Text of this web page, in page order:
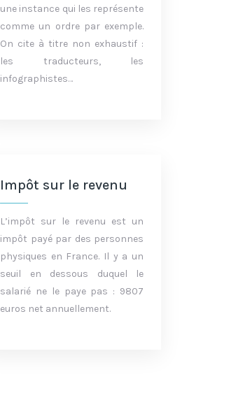
une instance qui les représente
comme un ordre par exemple.
On cite à titre non exhaustif :
les traducteurs, les
infographistes…
Impôt sur le revenu
L’impôt sur le revenu est un
impôt payé par des personnes
physiques en France. Il y a un
seuil en dessous duquel le
salarié ne le paye pas : 9807
euros net annuellement.